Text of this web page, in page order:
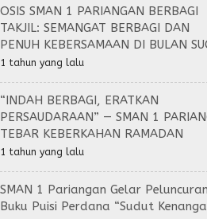
OSIS SMAN 1 PARIANGAN BERBAGI
TAKJIL: SEMANGAT BERBAGI DAN
PENUH KEBERSAMAAN DI BULAN
1 tahun yang lalu
“INDAH BERBAGI, ERATKAN
PERSAUDARAAN” — SMAN 1
TEBAR KEBERKAHAN RAMADAN
1 tahun yang lalu
SMAN 1 Pariangan Gelar Peluncuran
Buku Puisi Perdana “Sudut